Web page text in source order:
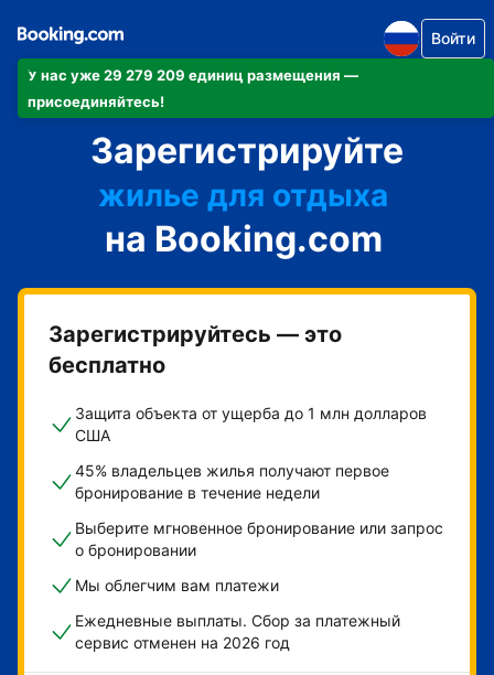
У нас уже 29 279 209 единиц размещения —
присоединяйтесь!
Войти
Зарегистрируйте
апартаменты/квартиру
отель
жилье для отдыха
гостевой дом
мини-отель
на Booking.com
Зарегистрируйтесь — это
бесплатно
Защита объекта от ущерба до 1 млн долларов
США
45% владельцев жилья получают первое
бронирование в течение недели
Выберите мгновенное бронирование или запрос
о бронировании
Мы облегчим вам платежи
Ежедневные выплаты. Сбор за платежный
сервис отменен на 2026 год